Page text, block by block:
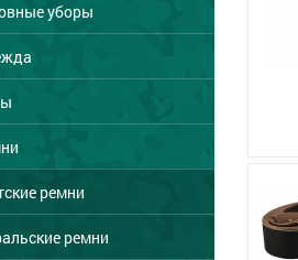
уборы
ремни
ремни